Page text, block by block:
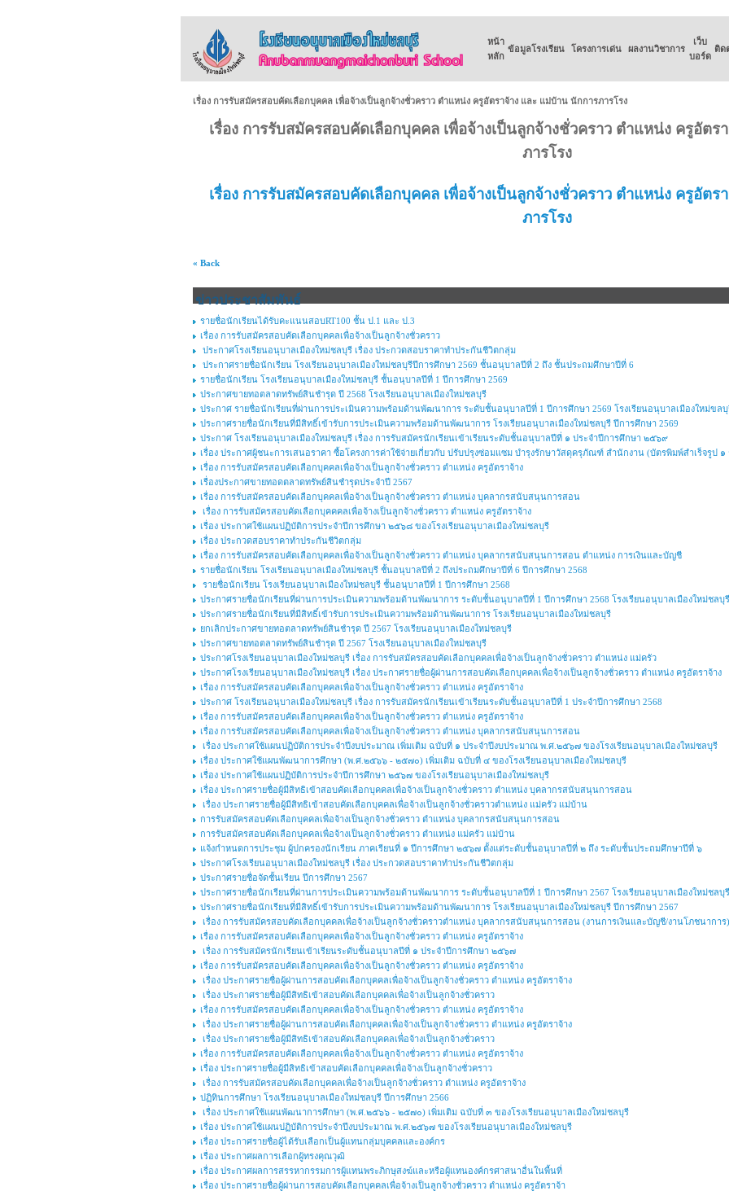
หน้า
หลัก
ข้อมูลโรงเรียน โครงการเด่น ผลงานวิชาการ
เว็บ
บอร์ด
ติด
เรื่อง การรับสมัครสอบคัดเลือกบุคคล เพื่อจ้างเป็นลูกจ้างชั่วคราว ตำแหน่ง ครูอัตราจ้าง และ แม่บ้าน นักการภารโรง
เรื่อง การรับสมัครสอบคัดเลือกบุคคล เพื่อจ้างเป็นลูกจ้างชั่วคราว ตำแหน่ง ครูอัต
ภารโรง
เรื่อง การรับสมัครสอบคัดเลือกบุคคล เพื่อจ้างเป็นลูกจ้างชั่วคราว ตำแหน่ง ครูอัต
ภารโรง
« Back
ข่าวประชาสัมพันธ์
รายชื่อนักเรียนได้รับคะแนนสอบRT100 ชั้น ป.1 และ ป.3
เรื่อง การรับสมัครสอบคัดเลือกบุคคลเพื่อจ้างเป็นลูกจ้างชั่วคราว
ประกาศโรงเรียนอนุบาลเมืองใหม่ชลบุรี เรื่อง ประกวดสอบราคาทำประกันชีวิตกลุ่ม
ประกาศรายชื่อนักเรียน โรงเรียนอนุบาลเมืองใหม่ชลบุรีปีการศึกษา 2569 ชั้นอนุบาลปีที่ 2 ถึง ชั้นประถมศึกษาปีที่ 6
รายชื่อนักเรียน โรงเรียนอนุบาลเมืองใหม่ชลบุรี ชั้นอนุบาลปีที่ 1 ปีการศึกษา 2569
ประกาศขายทอตลาดทรัพย์สินชำรุด ปี 2568 โรงเรียนอนุบาลเมืองใหม่ชลบุรี
ประกาศ รายชื่อนักเรียนที่ผ่านการประเมินความพร้อมด้านพัฒนาการ ระดับชั้นอนุบาลปีที่ 1 ปีการศึกษา 2569 โรงเรียนอนุบาลเมืองใหม่ขล
ประกาศรายชื่อนักเรียนที่มีสิทธิ์เข้ารับการประเมินความพร้อมด้านพัฒนาการ โรงเรียนอนุบาลเมืองใหม่ชลบุรี ปีการศึกษา 2569
ประกาศ โรงเรียนอนุบาลเมืองใหม่ชลบุรี เรื่อง การรับสมัครนักเรียนเข้าเรียนระดับชั้นอนุบาลปีที่ ๑ ประจำปีการศึกษา ๒๕๖๙
เรื่อง ประกาศผู้ชนะการเสนอราคา ซื้อโครงการค่าใช้จ่ายเกี่ยวกับ ปรับปรุงซ่อมแซม บำรุงรักษาวัสดุครุภัณฑ์ สำนักงาน (บัตรพิมพ์สำเร็จรูป ๑
เรื่อง การรับสมัครสอบคัดเลือกบุคคลเพื่อจ้างเป็นลูกจ้างชั่วคราว ตำแหน่ง ครูอัตราจ้าง
เรื่องประกาศขายทอดตลาดทรัพย์สินชำรุดประจำปี 2567
เรื่อง การรับสมัครสอบคัดเลือกบุคคลเพื่อจ้างเป็นลูกจ้างชั่วคราว ตำแหน่ง บุคลากรสนับสนุนการสอน
เรื่อง การรับสมัครสอบคัดเลือกบุคคคลเพื่อจ้างเป็นลูกจ้างชั่วคราว ตำแหน่ง ครูอัตราจ้าง
เรื่อง ประกาศใช้แผนปฏิบัติการประจำปีการศึกษา ๒๕๖๘ ของโรงเรียนอนุบาลเมืองใหม่ชลบุรี
เรื่อง ประกวดสอบราคาทำประกันชีวิตกลุ่ม
เรื่อง การรับสมัครสอบคัดเลือกบุคคลเพื่อจ้างเป็นลูกจ้างชั่วคราว ตำแหน่ง บุคลากรสนับสนุนการสอน ตำแหน่ง การเงินและบัญชี
รายชื่อนักเรียน โรงเรียนอนุบาลเมืองใหม่ชลบุรี ชั้นอนุบาลปีที่ 2 ถึงประถมศึกษาปีที่ 6 ปีการศึกษา 2568
รายชื่อนักเรียน โรงเรียนอนุบาลเมืองใหม่ชลบุรี ชั้นอนุบาลปีที่ 1 ปีการศึกษา 2568
ประกาศรายชื่อนักเรียนที่ผ่านการประเมินความพร้อมด้านพัฒนาการ ระดับชั้นอนุบาลปีที่ 1 ปีการศึกษา 2568 โรงเรียนอนุบาลเมืองใหม่ชลบุรี
ประกาศรายชื่อนักเรียนที่มีสิทธิ์เข้ารับการประเมินความพร้อมด้านพัฒนาการ โรงเรียนอนุบาลเมืองใหม่ชลบุรี
ยกเลิกประกาศขายทอตลาดทรัพย์สินชำรุด ปี 2567 โรงเรียนอนุบาลเมืองใหม่ชลบุรี
ประกาศขายทอตลาดทรัพย์สินชำรุด ปี 2567 โรงเรียนอนุบาลเมืองใหม่ชลบุรี
ประกาศโรงเรียนอนุบาลเมืองใหม่ชลบุรี เรื่อง การรับสมัครสอบคัดเลือกบุคคลเพื่อจ้างเป็นลูกจ้างชั่วคราว ตำแหน่ง แม่ครัว
ประกาศโรงเรียนอนุบาลเมืองใหม่ชลบุรี เรื่อง ประกาศรายชื่อผู้ผ่านการสอบคัดเลือกบุคคลเพื่อจ้างเป็นลูกจ้างชั่วคราว ตำแหน่ง ครูอัตราจ้าง
เรื่อง การรับสมัครสอบคัดเลือกบุคคลเพื่อจ้างเป็นลูกจ้างชั่วคราว ตำแหน่ง ครูอัตราจ้าง
ประกาศ โรงเรียนอนุบาลเมืองใหม่ชลบุรี เรื่อง การรับสมัครนักเรียนเข้าเรียนระดับชั้นอนุบาลปีที่ 1 ประจำปีการศึกษา 2568
เรื่อง การรับสมัครสอบคัดเลือกบุคคลเพื่อจ้างเป็นลูกจ้างชั่วคราว ตำแหน่ง ครูอัตราจ้าง
เรื่อง การรับสมัครสอบคัดเลือกบุคคลเพื่อจ้างเป็นลูกจ้างชั่วคราว ตำแหน่ง บุคลากรสนับสนุนการสอน
เรื่อง ประกาศใช้แผนปฏิบัติการประจำปีงบประมาณ เพิ่มเติม ฉบับที่ ๑ ประจำปีงบประมาณ พ.ศ.๒๕๖๗ ของโรงเรียนอนุบาลเมืองใหม่ชลบุรี
เรื่อง ประกาศใช้แผนพัฒนาการศึกษา (พ.ศ.๒๕๖๖ - ๒๕๗๐) เพิ่มเติม ฉบับที่ ๔ ของโรงเรียนอนุบาลเมืองใหม่ชลบุรี
เรื่อง ประกาศใช้แผนปฏิบัติการประจำปีการศึกษา ๒๕๖๗ ของโรงเรียนอนุบาลเมืองใหม่ชลบุรี
เรื่อง ประกาศรายชื่อผู้มีสิทธิเข้าสอบคัดเลือกบุคคลเพื่อจ้างเป็นลูกจ้างชั่วคราว ตำแหน่ง บุคลากรสนับสนุนการสอน
เรื่อง ประกาศรายชื่อผู้มีสิทธิเข้าสอบคัดเลือกบุคคลเพื่อจ้างเป็นลูกจ้างชั่วคราวตำแหน่ง แม่ครัว แม่บ้าน
การรับสมัครสอบคัดเลือกบุคคลเพื่อจ้างเป็นลูกจ้างชั่วคราว ตำแหน่ง บุคลากรสนับสนุนการสอน
การรับสมัครสอบคัดเลือกบุคคลเพื่อจ้างเป็นลูกจ้างชั่วคราว ตำแหน่ง แม่ครัว แม่บ้าน
แจ้งกำหนดการประชุม ผู้ปกครองนักเรียน ภาคเรียนที่ ๑ ปีการศึกษา ๒๕๖๗ ตั้งแต่ระดับชั้นอนุบาลปีที่ ๒ ถึง ระดับชั้นประถมศึกษาปีที่ ๖
ประกาศโรงเรียนอนุบาลเมืองใหม่ชลบุรี เรื่อง ประกวดสอบราคาทำประกันชีวิตกลุ่ม
ประกาศรายชื่อจัดชั้นเรียน ปีการศึกษา 2567
ประกาศรายชื่อนักเรียนที่ผ่านการประเมินความพร้อมด้านพัฒนาการ ระดับชั้นอนุบาลปีที่ 1 ปีการศึกษา 2567 โรงเรียนอนุบาลเมืองใหม่ชลบุรี
ประกาศรายชื่อนักเรียนที่มีสิทธิ์เข้ารับการประเมินความพร้อมด้านพัฒนาการ โรงเรียนอนุบาลเมืองใหม่ชลบุรี ปีการศึกษา 2567
เรื่อง การรับสมัครสอบคัดเลือกบุคคลเพื่อจ้างเป็นลูกจ้างชั่วคราวตำแหน่ง บุคลากรสนับสนุนการสอน (งานการเงินและบัญชี/งานโภชนาการ)
เรื่อง การรับสมัครสอบคัดเลือกบุคคลเพื่อจ้างเป็นลูกจ้างชั่วคราว ตำแหน่ง ครูอัตราจ้าง
เรื่อง การรับสมัครนักเรียนเข้าเรียนระดับชั้นอนุบาลปีที่ ๑ ประจำปีการศึกษา ๒๕๖๗
เรื่อง การรับสมัครสอบคัดเลือกบุคคลเพื่อจ้างเป็นลูกจ้างชั่วคราว ตำแหน่ง ครูอัตราจ้าง
เรื่อง ประกาศรายชื่อผู้ผ่านการสอบคัดเลือกบุคคลเพื่อจ้างเป็นลูกจ้างชั่วคราว ตำแหน่ง ครูอัตราจ้าง
เรื่อง ประกาศรายชื่อผู้มีสิทธิเข้าสอบคัดเลือกบุคคลเพื่อจ้างเป็นลูกจ้างชั่วคราว
เรื่อง การรับสมัครสอบคัดเลือกบุคคลเพื่อจ้างเป็นลูกจ้างชั่วคราว ตำแหน่ง ครูอัตราจ้าง
เรื่อง ประกาศรายชื่อผู้ผ่านการสอบคัดเลือกบุคคลเพื่อจ้างเป็นลูกจ้างชั่วคราว ตำแหน่ง ครูอัตราจ้าง
เรื่อง ประกาศรายชื่อผู้มีสิทธิเข้าสอบคัดเลือกบุคคลเพื่อจ้างเป็นลูกจ้างชั่วคราว
เรื่อง การรับสมัครสอบคัดเลือกบุคคลเพื่อจ้างเป็นลูกจ้างชั่วคราว ตำแหน่ง ครูอัตราจ้าง
เรื่อง ประกาศรายชื่อผู้มีสิทธิเข้าสอบคัดเลือกบุคคลเพื่อจ้างเป็นลูกจ้างชั่วคราว
เรื่อง การรับสมัครสอบคัดเลือกบุคคลเพื่อจ้างเป็นลูกจ้างชั่วคราว ตำแหน่ง ครูอัตราจ้าง
ปฏิทินการศึกษา โรงเรียนอนุบาลเมืองใหม่ชลบุรี ปีการศึกษา 2566
เรื่อง ประกาศใช้แผนพัฒนาการศึกษา (พ.ศ.๒๕๖๖ - ๒๕๗๐) เพิ่มเติม ฉบับที่ ๓ ของโรงเรียนอนุบาลเมืองใหม่ชลบุรี
เรื่อง ประกาศใช้แผนปฏิบัติการประจำปีงบประมาณ พ.ศ.๒๕๖๗ ของโรงเรียนอนุบาลเมืองใหม่ชลบุรี
เรื่อง ประกาศรายชื่อผู้ได้รับเลือกเป็นผู้แทนกลุ่มบุคคลและองค์กร
เรื่อง ประกาศผลการเลือกผู้ทรงคุณวุฒิ
เรื่อง ประกาศผลการสรรหากรรมการผู้แทนพระภิกษุสงฆ์และหรือผู้แทนองค์กรศาสนาอื่นในพื้นที่
เรื่อง ประกาศรายชื่อผู้ผ่านการสอบคัดเลือกบุคคลเพื่อจ้างเป็นลูกจ้างชั่วคราว ตำแหน่ง ครูอัตราจ้า